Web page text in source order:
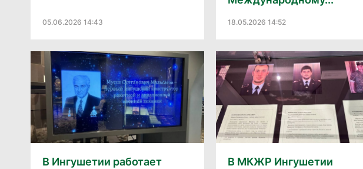
05.06.2026 14:43 18.05.2026 14:52
В Ингушетии работает
В МКЖР Ингушетии